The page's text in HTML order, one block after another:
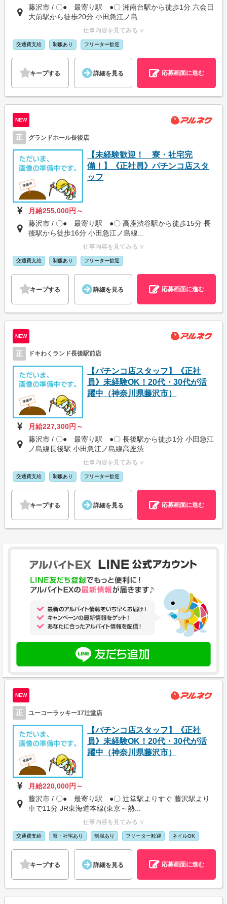
藤沢市 / 〇● 最寄り駅 ●〇 湘南台駅から徒歩1分 六会日
大前駅から徒歩20分 小田急江ノ島...
仕事内容を見てみる ∨
交通費支給 制服あり フリーター歓迎
キープする 詳細を見る 応募画面に進む
NEW
正 グランドホール長後店
【未経験歓迎！ 寮・社宅完
備！】《正社員》パチンコ店スタ
ッフ
月給255,000円～
藤沢市 / 〇● 最寄り駅 ●〇 高座渋谷駅から徒歩15分 長
後駅から徒歩16分 小田急江ノ島線...
仕事内容を見てみる ∨
交通費支給 制服あり フリーター歓迎
キープする 詳細を見る 応募画面に進む
NEW
正 ドキわくランド長後駅前店
【パチンコ店スタッフ】《正社
員》未経験OK！20代・30代が活
躍中（神奈川県藤沢市）
月給227,300円～
藤沢市 / 〇● 最寄り駅 ●〇 長後駅から徒歩1分 小田急江
ノ島線長後駅 小田急江ノ島線高座渋...
仕事内容を見てみる ∨
交通費支給 制服あり フリーター歓迎
キープする 詳細を見る 応募画面に進む
NEW
正 ユーコーラッキー37辻堂店
【パチンコ店スタッフ】《正社
員》未経験OK！20代・30代が活
躍中（神奈川県藤沢市）
月給220,000円～
藤沢市 / 〇● 最寄り駅 ●〇 辻堂駅よりすぐ 藤沢駅より
車で11分 JR東海道本線(東京～熱...
仕事内容を見てみる ∨
交通費支給 寮・社宅あり 制服あり フリーター歓迎 ネイルOK
キープする 詳細を見る 応募画面に進む